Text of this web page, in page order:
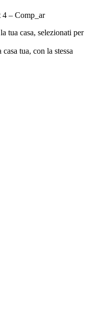
4 – Comp_ar
tua casa, selezionati per
tua, con la stessa